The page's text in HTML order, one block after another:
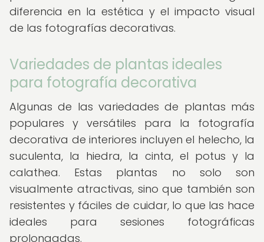
diferencia en la estética y el impacto visual
de las fotografías decorativas.
Variedades de plantas ideales
para fotografía decorativa
Algunas de las variedades de plantas más
populares y versátiles para la fotografía
decorativa de interiores incluyen el helecho, la
suculenta, la hiedra, la cinta, el potus y la
calathea. Estas plantas no solo son
visualmente atractivas, sino que también son
resistentes y fáciles de cuidar, lo que las hace
ideales para sesiones fotográficas
prolongadas.